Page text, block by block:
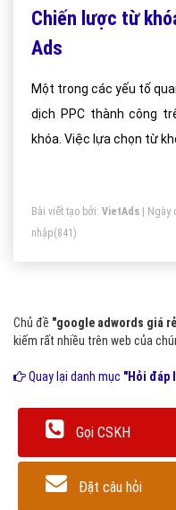
Chiến lược từ
Ads
Một trong các yếu tố
dịch PPC thành công
khóa. Việc lựa chọn từ
Bài viết tạo bởi: VietAds | Ngày
nhập(841)
Chủ đề "google adwords giá
kiếm rất nhiều trên web của
Quay lại danh mục "Hỏi đáp
Gọi CSKH
Đặt câu hỏi